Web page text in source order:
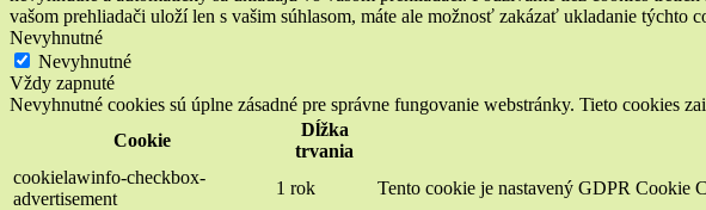
vašom prehliadači uloží len s vašim súhlasom, máte ale možnosť zakázať ukladanie
Nevyhnutné
Nevyhnutné
Vždy zapnuté
Nevyhnutné cookies sú úplne zásadné pre správne fungovanie webstránky. Tieto cookies
Cookie
Dĺžka
trvania
cookielawinfo-checkbox-
advertisement
1 rok
Tento cookie je nastavený GDPR Cookie